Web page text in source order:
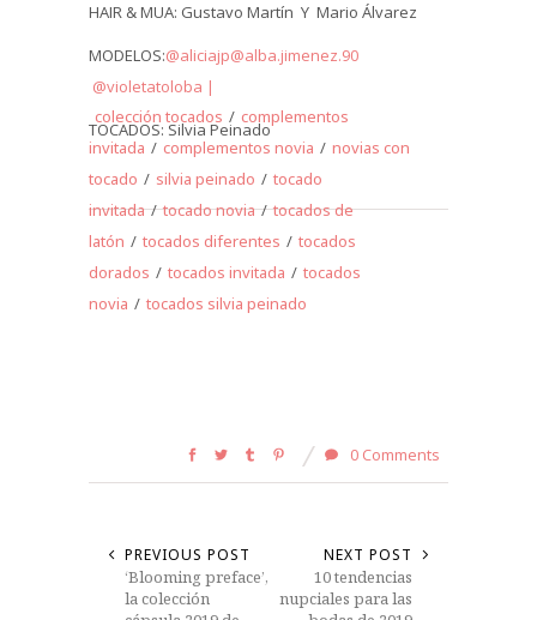
HAIR & MUA: Gustavo Martín Y Mario Álvarez
MODELOS:@aliciajp@alba.jimenez.90
@violetatoloba |
TOCADOS: Silvia Peinado
colección tocados / complementos
invitada / complementos novia / novias con
tocado / silvia peinado / tocado
invitada / tocado novia / tocados de
latón / tocados diferentes / tocados
dorados / tocados invitada / tocados
novia / tocados silvia peinado
0 Comments
PREVIOUS POST
‘Blooming preface’,
la colección
NEXT POST
10 tendencias
nupciales para las